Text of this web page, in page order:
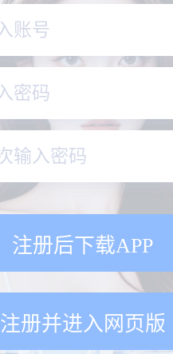
注册后下载APP
注册并进入网页版